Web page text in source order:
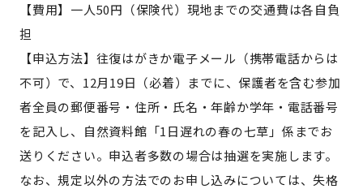
【費用】一人50円（保険代）現地までの交通費は各自負
担
【申込方法】往復はがきか電子メール（携帯電話からは
不可）で、12月19日（必着）までに、保護者を含む参加
者全員の郵便番号・住所・氏名・年齢か学年・電話番号
を記入し、自然資料館「1日遅れの春の七草」係までお
送りください。申込者多数の場合は抽選を実施します。
なお、規定以外の方法でのお申し込みについては、失格